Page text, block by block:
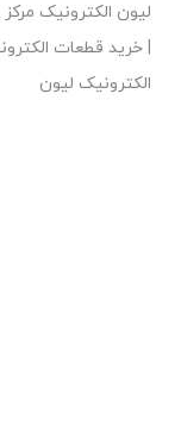
لیون الکترونیک
| خرید قطعات
الکترونیک لیون